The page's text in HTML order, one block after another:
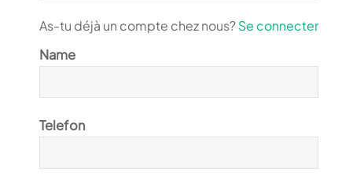
As-tu déjà un compte chez nous?Se connecter
Name
Telefon